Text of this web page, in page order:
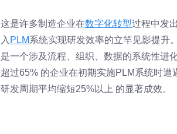
这是许多制造企业在数字化转型过程中发
入 PLM系统实现研发效率的立竿见影提升
是一个涉及流程、组织、数据的系统性进
超过65% 的企业在初期实施PLM系统时
研发周期平均缩短25%以上 的显著成效。